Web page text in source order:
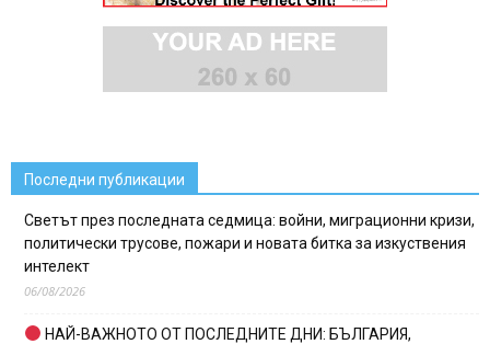
Последни публикации
Светът през последната седмица: войни, миграционни кризи,
политически трусове, пожари и новата битка за изкуствения
интелект
06/08/2026
НАЙ-ВАЖНОТО ОТ ПОСЛЕДНИТЕ ДНИ: БЪЛГАРИЯ,